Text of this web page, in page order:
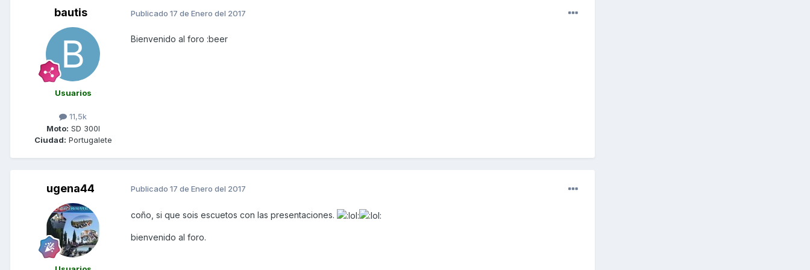
bautis
Usuarios
11,5k
Moto: SD 300I
Ciudad: Portugalete
Publicado 17 de Enero del 2017
Bienvenido al foro :beer
ugena44 Publicado 17 de Enero del 2017
coño, si que sois escuetos con las presentaciones.
bienvenido al foro.